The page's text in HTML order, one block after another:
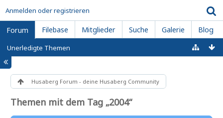
Anmelden oder registrieren
Forum Filebase Mitglieder Suche Galerie Blog
Unerledigte Themen
Husaberg Forum - deine Husaberg Community
Themen mit dem Tag „2004“